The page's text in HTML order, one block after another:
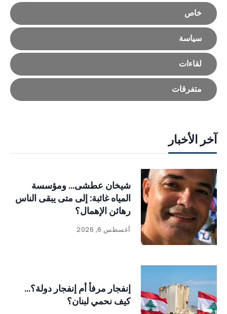
خاص
سياسة
لقاءات
متفرقات
آخر الأخبار
شيخان عطشى… ومؤسسة
المياه غائبة: إلى متى يبقى الناس
رهائن الإهمال؟
أغسطس 6, 2026
إنفجار مرفأ أم إنفجار دولة؟…
كيف نحمي لبنان؟